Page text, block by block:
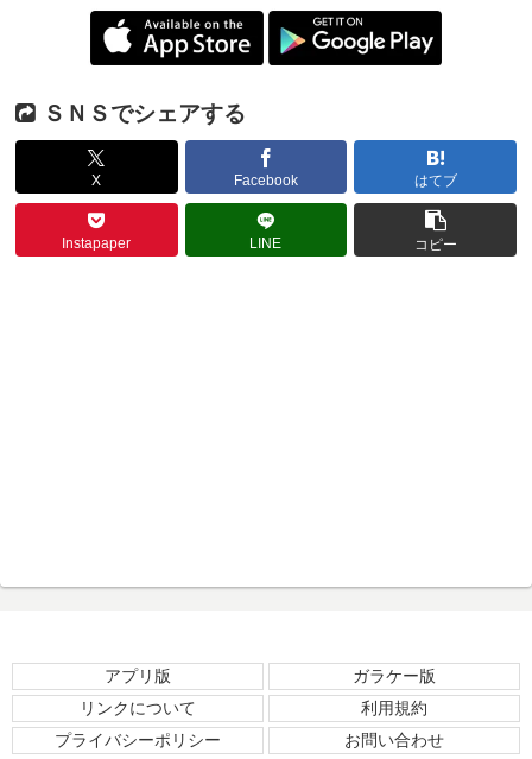
ＳＮＳでシェアする
X Facebook はてブ
Instapaper LINE コピー
アプリ版
ガラケー版
リンクについて
利用規約
プライバシーポリシー
お問い合わせ